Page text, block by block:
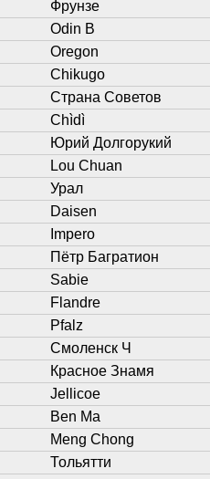
Фрунзе
Odin B
Oregon
Chikugo
Страна Советов
Chìdì
Юрий Долгорукий
Lou Chuan
Урал
Daisen
Impero
Пётр Багратион
Sabie
Flandre
Pfalz
Смоленск Ч
Красное Знамя
Jellicoe
Ben Ma
Meng Chong
Тольятти